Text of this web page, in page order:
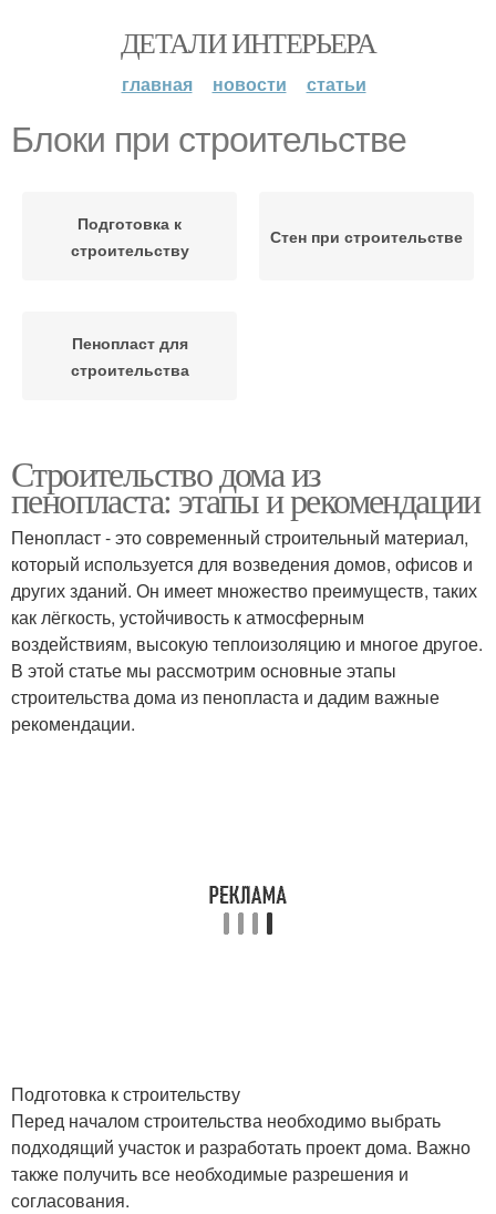
ДЕТАЛИ ИНТЕРЬЕРА
главная новости статьи
Блоки при строительстве
Подготовка к
строительству
Стен при строительстве
Пенопласт для
строительства
Строительство дома из
пенопласта: этапы и рекомендации
Пенопласт - это современный строительный материал,
который используется для возведения домов, офисов и
других зданий. Он имеет множество преимуществ, таких
как лёгкость, устойчивость к атмосферным
воздействиям, высокую теплоизоляцию и многое другое.
В этой статье мы рассмотрим основные этапы
строительства дома из пенопласта и дадим важные
рекомендации.
Подготовка к строительству
Перед началом строительства необходимо выбрать
подходящий участок и разработать проект дома. Важно
также получить все необходимые разрешения и
согласования.